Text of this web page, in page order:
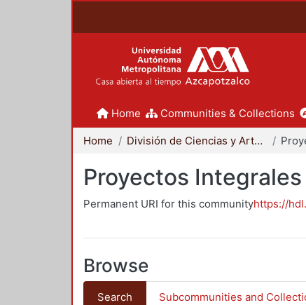
Home Communities & Collections
Home División de Ciencias y Artes para el Diseño
Proyectos
Permanent URI for this communityhttps://
Browse
Search Subcommunities and